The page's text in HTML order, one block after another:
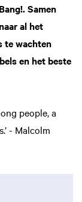
Samen
al het
te wachten
en het beste
people, a
- Malcolm